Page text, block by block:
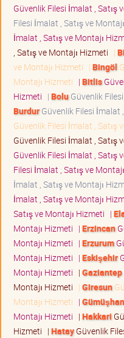
Güvenlik Filesi İmalat , Satış
Filesi İmalat , Satış ve
İmalat , Satış ve Montajı
, Satış ve Montajı Hizmeti |
ve Montajı Hizmeti | Bingöl
Montajı Hizmeti | Bitlis
Hizmeti | BoluGüvenlik
BurdurGüvenlik Filesi İmalat
Güvenlik Filesi İmalat , Satış
Güvenlik Filesi İmalat , Satış
Güvenlik Filesi İmalat , Satış
Filesi İmalat , Satış ve
İmalat , Satış ve Montajı
İmalat , Satış ve Montajı
Satış ve Montajı Hizmeti |
Montajı Hizmeti | Erzincan
Montajı Hizmeti | Erzurum
Montajı Hizmeti | Eskişehir
Montajı Hizmeti | Gaziantep
Montajı Hizmeti | Giresun
Montajı Hizmeti |
Montajı Hizmeti | Hakkari
Hizmeti | HatayGüvenlik